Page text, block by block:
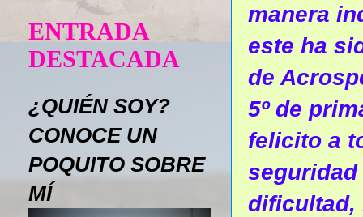
manera
este ha
de
5º de
felicito a
dificultad,
ENTRADA
DESTACADA
¿QUIÉN SOY?
CONOCE UN
POQUITO SOBRE
MÍ